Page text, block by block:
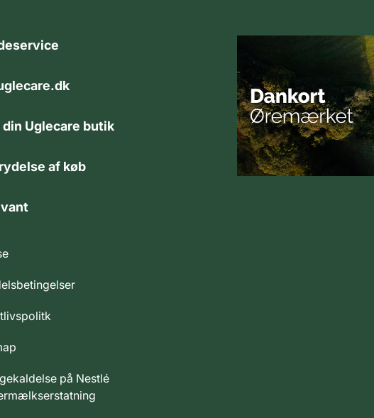
din Uglecare butik
af køb
på Nestlé